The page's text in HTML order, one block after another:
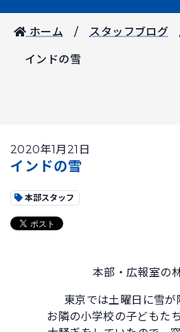
ホーム スタッフブログ
インドの雪
2020年1月21日
インドの雪
本部スタッフ
本部・広報室の林
東京では土曜日に雪が
お隣の小学校の子どもた